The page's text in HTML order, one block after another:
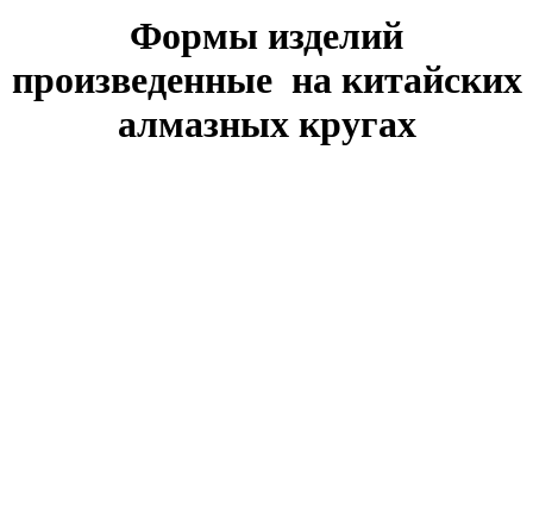
Формы изделий
произведенные на китайских
алмазных кругах